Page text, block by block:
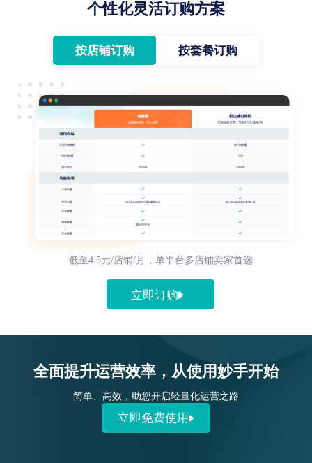
个性化灵活订购方案
按店铺订购 按套餐订购
低至4.5元/店铺/月，单平台多店铺卖家首选
立即订购
全面提升运营效率，从使用妙手开始
简单、高效，助您开启轻量化运营之路
立即免费使用